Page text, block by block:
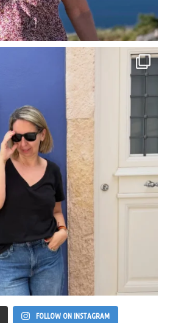
FOLLOW ON INSTAGRAM